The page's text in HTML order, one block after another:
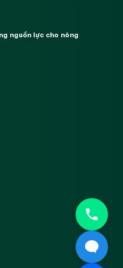
nguồn lực cho nông